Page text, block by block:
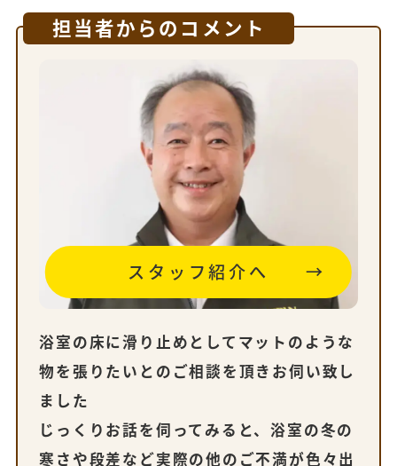
担当者からのコメント
スタッフ紹介へ
浴室の床に滑り止めとしてマットのような
物を張りたいとのご相談を頂きお伺い致し
ました
じっくりお話を伺ってみると、浴室の冬の
寒さや段差など実際の他のご不満が色々出